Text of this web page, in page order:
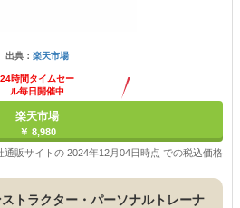
出典： 楽天市場
24時間タイムセー
ル毎日開催中
楽天市場
￥ 8,980
販サイトの 2024年12月04日時点 での税込価格
トラクター・パーソナルトレーナ